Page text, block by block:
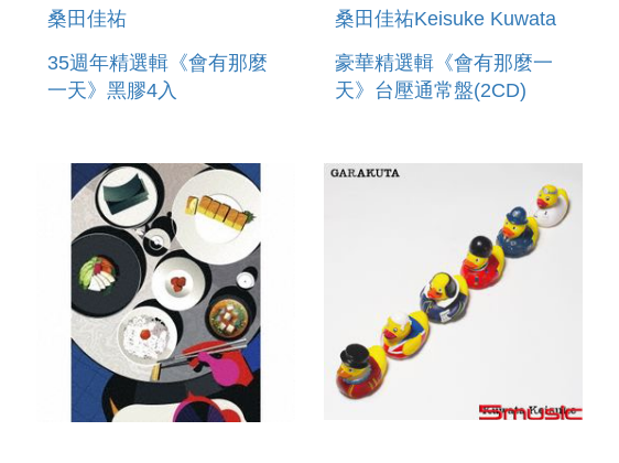
桑田佳祐
35週年精選輯《會有那麼
一天》黑膠4入
桑田佳祐Keisuke Kuwata
豪華精選輯《會有那麼一
天》台壓通常盤(2CD)